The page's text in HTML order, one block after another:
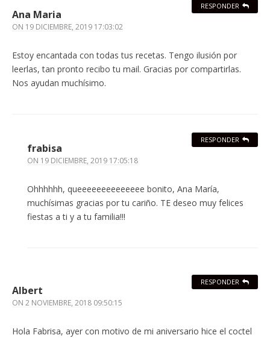
Ana Maria
ON 19 DICIEMBRE, 2019 17:03:02
Estoy encantada con todas tus recetas. Tengo ilusión por
leerlas, tan pronto recibo tu mail. Gracias por compartirlas.
Nos ayudan muchísimo.
RESPONDER
frabisa
ON 19 DICIEMBRE, 2019 17:05:18
Ohhhhhh, queeeeeeeeeeeeee bonito, Ana María,
muchísimas gracias por tu cariño. TE deseo muy felices
fiestas a ti y a tu familia!!!
RESPONDER
Albert
ON 2 NOVIEMBRE, 2018 09:50:15
Hola Fabrisa, ayer con motivo de mi aniversario hice el coctel
RESPONDER